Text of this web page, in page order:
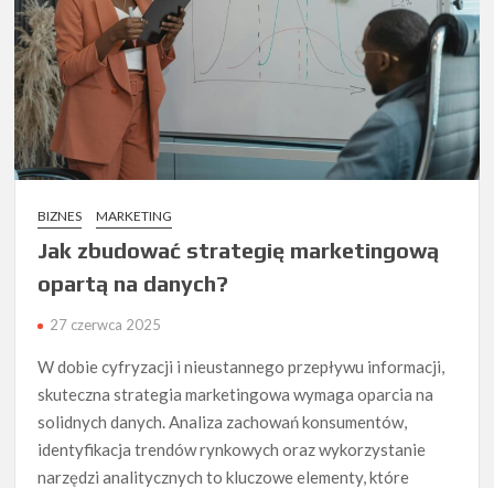
BIZNES MARKETING
Jak zbudować strategię marketingową
opartą na danych?
27 czerwca 2025
W dobie cyfryzacji i nieustannego przepływu informacji,
skuteczna strategia marketingowa wymaga oparcia na
solidnych danych. Analiza zachowań konsumentów,
identyfikacja trendów rynkowych oraz wykorzystanie
narzędzi analitycznych to kluczowe elementy, które